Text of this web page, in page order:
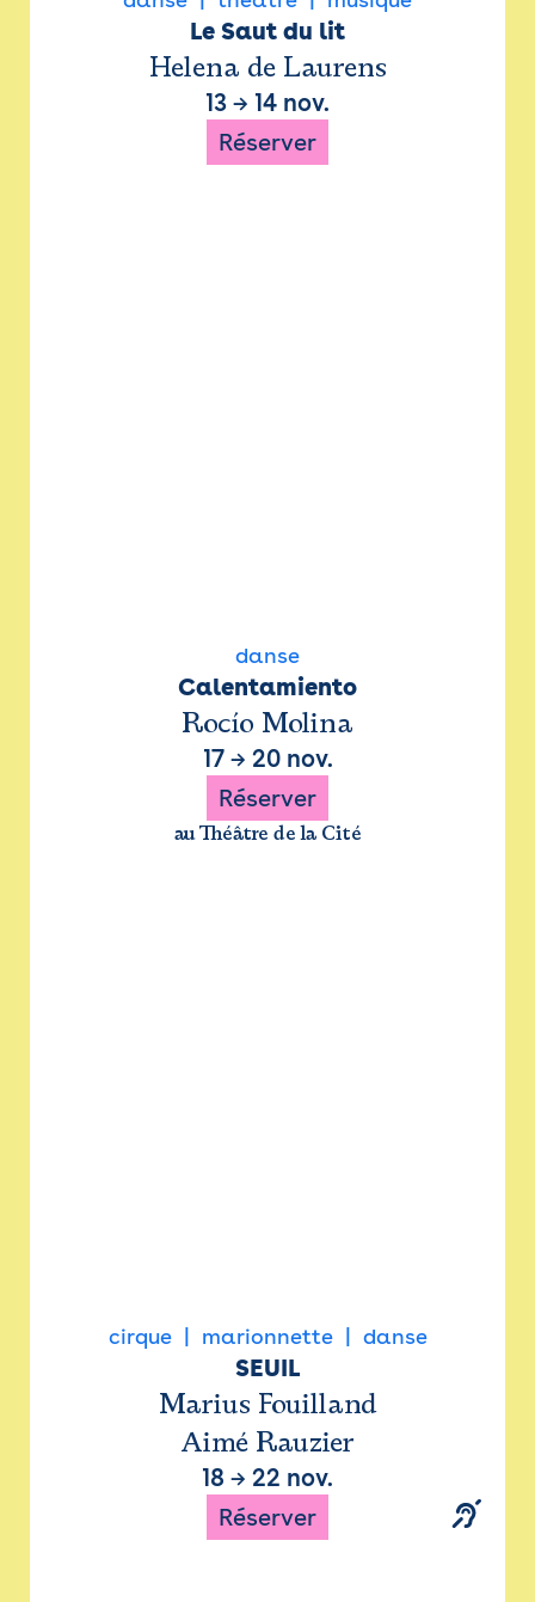
Le Saut du lit
Helena de Laurens
13 → 14 nov.
Réserver
danse
Calentamiento
Rocío Molina
17→ 20 nov.
Réserver
au Théâtre de la Cité
cirque marionnette danse
SEUIL
Marius Fouilland
Aimé Rauzier
18 → 22 nov.
Réserver